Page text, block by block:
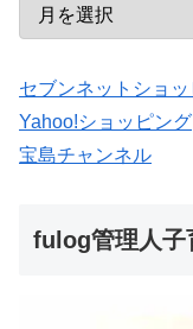
セブンネットショ
Yahoo!ショッピング
宝島チャンネル
fulog管理人子